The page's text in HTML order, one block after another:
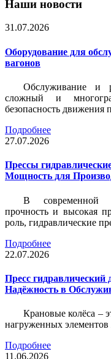
Наши новости
31.07.2026
Оборудование для
вагонов
Обслуживание и
сложный и
безопасность движения
Подробнее
27.07.2026
Прессы
Мощность для
В современной
прочность и высокая
роль, гидравлические
Подробнее
22.07.2026
Пресс гидравлический
Надёжность в
Крановые колёса –
нагруженных
Подробнее
11.06.2026